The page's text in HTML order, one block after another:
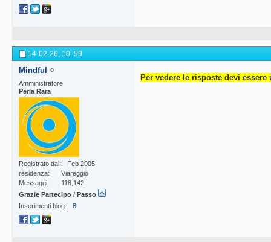
14-02-26, 10: 59
Mindful
Amministratore
Perla Rara
Registrato dal
Feb 2005
residenza
Viareggio
Messaggi
118,142
Grazie Partecipo / Passo
Inserimenti blog
8
Per vedere le risposte devi essere